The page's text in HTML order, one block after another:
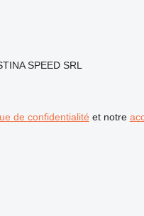
SPEED SRL
de confidentialité et notre